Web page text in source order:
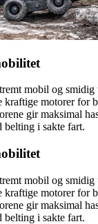
mobil og
kraftige motorer for
gir maksimal
belting i sakte fart.
mobil og
kraftige motorer for
gir maksimal
belting i sakte fart.